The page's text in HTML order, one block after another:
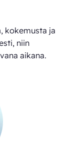
kokemusta ja
niin
aikana.